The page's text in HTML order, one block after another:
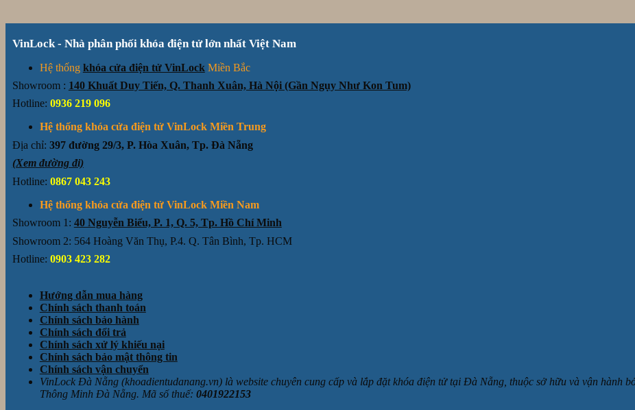
VinLock - Nhà phân phối khóa điện tử lớn nhất Việt Nam
Hệ thống khóa cửa điện tử VinLock Miền Bắc
Showroom : 140 Khuất Duy Tiến, Q. Thanh Xuân, Hà Nội (Gần Ngụy Như Kon Tum)
Hotline: 0936 219 096
Hệ thống khóa cửa điện tử VinLock Miền Trung
Địa chỉ: 397 đường 29/3, P. Hòa Xuân, Tp. Đà Nẵng
(Xem đường đi)
Hotline: 0867 043 243
Hệ thống khóa cửa điện tử VinLock Miền Nam
Showroom 1: 40 Nguyễn Biểu, P. 1, Q. 5, Tp. Hồ Chí Minh
Showroom 2: 564 Hoàng Văn Thụ, P.4. Q. Tân Bình, Tp. HCM
Hotline: 0903 423 282
Hướng dẫn mua hàng
Chính sách thanh toán
Chính sách bảo hành
Chính sách đổi trả
Chính sách xử lý khiếu nại
Chính sách bảo mật thông tin
Chính sách vận chuyển
VinLock Đà Nẵng (khoadientudanang.vn) là website chuyên cung cấp và lắp đặt khóa điện tử tại Đà Nẵng, thuộc sở hữu và vận
Thông Minh Đà Nẵng. Mã số thuế: 0401922153